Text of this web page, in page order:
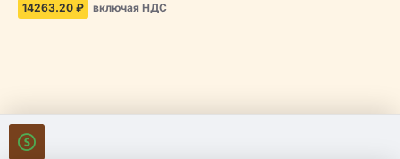
14263.20 ₽ включая НДС